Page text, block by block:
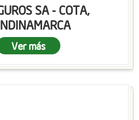
SA - COTA,
Ver más